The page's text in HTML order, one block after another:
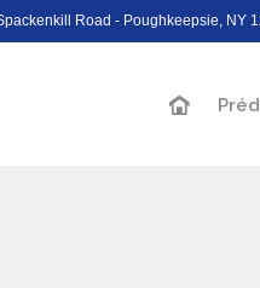
Road - Poughkeepsie, NY